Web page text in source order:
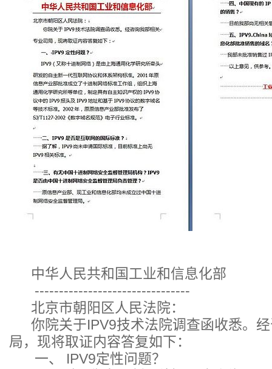
中华人民共和国工业和信息化部
--------------------------------
北京市朝阳区人民法院：
你院关于IPV9技术法院调查函收悉。经
局，现将取证内容答复如下：
一、 IPV9定性问题？